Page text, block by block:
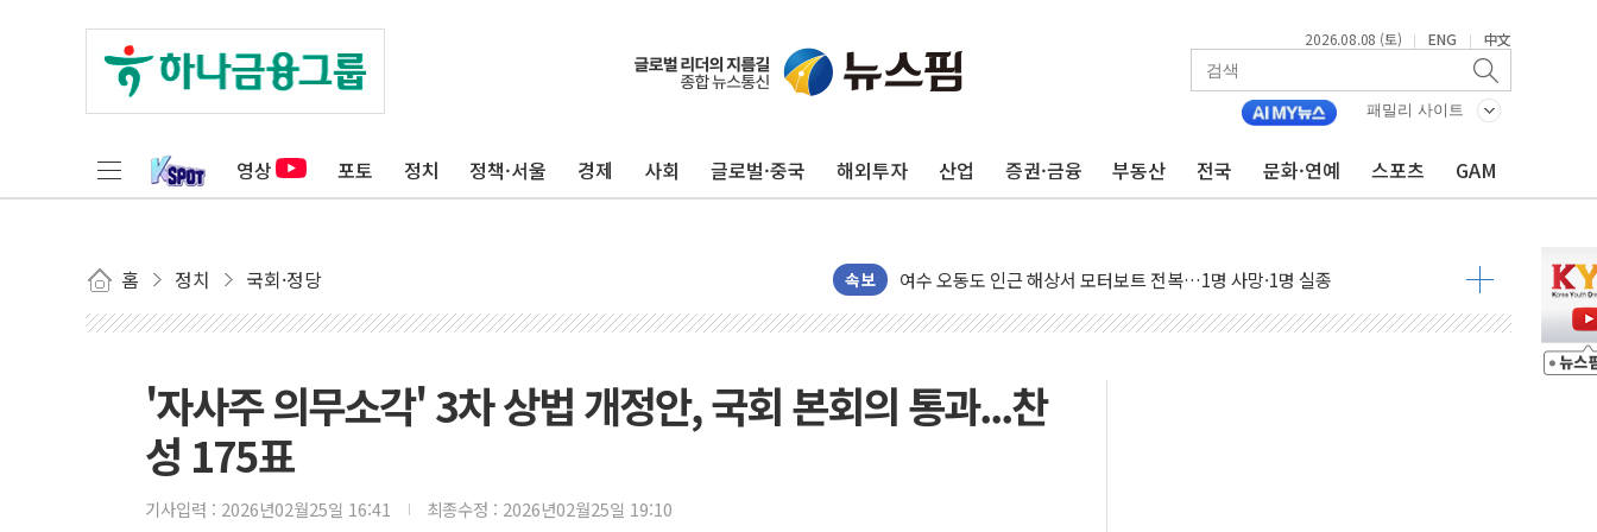
2026.08.08 (토) | ENG | 中文
패밀리 사이트
영상 포토 정치 정책·서울 경제 사회 글로벌·중국 해외투자 산업 증권·금융 부동산 전국 문화·연예 스포츠 GAM
홈 정치 국회·정당 속보
美, 이란전 출구전략 만지작…공습 한계·탄약 부족 현실화
강릉·동해·삼척 시간당 최대 50㎜ 폭우…강원 동해안 강한 비 어어져
서울 중랑구 주택가서 흉기 난동…60대 남성 2명 숨져
李대통령 "결혼 때문에 손해 보는 일 없게"…'결혼 페널티' 22개 과제 손본다
추미애, '위안부' 피해자 기림의 날 참석..."국제적 시민 연대로 목소리 내야"
인천 선재도 갯벌서 해루질 중 실종 60대 나흘만에 숨진 채 발견
'화합' 꺼낸 김민석에 '뻔뻔' 받아친 정청래…제주 연설서 신경전 고조
李대통령, ISA 개편 재검토 지시…與 "적극 환영"·野 "졸속 국정"
'자사주 의무소각' 3차 상법 개정안, 국회 본회의 통과...찬
성 175표
기사입력 : 2026년02월25일 16:41 최종수정 : 2026년02월25일 19:10